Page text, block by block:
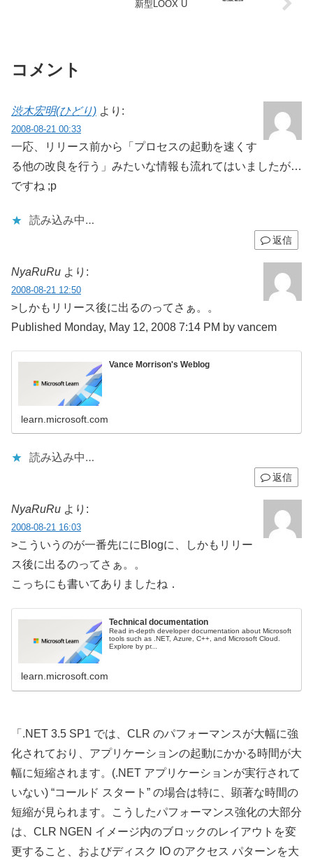
新型LOOX U
コメント
渋木宏明(ひどり) より:
2008-08-21 00:33
一応、リリース前から「プロセスの起動を速くす
る他の改良を行う」みたいな情報も流れてはいましたが…
ですね ;p
読み込み中…
返信
NyaRuRu より:
2008-08-21 12:50
>しかもリリース後に出るのってさぁ。。
Published Monday, May 12, 2008 7:14 PM by vancem
Vance Morrison's Weblog
learn.microsoft.com
読み込み中…
返信
NyaRuRu より:
2008-08-21 16:03
>こういうのが一番先ににBlogに、しかもリリー
ス後に出るのってさぁ。。
こっちにも書いてありましたね．
Technical documentation
Read in-depth developer documentation about Microsoft
tools such as .NET, Azure, C++, and Microsoft Cloud.
Explore by pr...
learn.microsoft.com
「.NET 3.5 SP1 では、CLR のパフォーマンスが大幅に強
化されており、アプリケーションの起動にかかる時間が大
幅に短縮されます。(.NET アプリケーションが実行されて
いない) “コールド スタート” の場合は特に、顕著な時間の
短縮が見られます。こうしたパフォーマンス強化の大部分
は、CLR NGEN イメージ内のブロックのレイアウトを変
更すること、およびディスク IO のアクセス パターンを大